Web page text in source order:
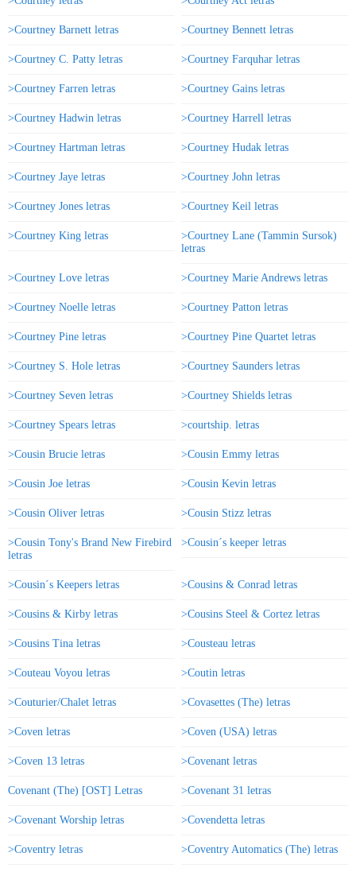
>Courtney Barnett letras >Courtney Bennett letras
>Courtney C. Patty letras >Courtney Farquhar letras
>Courtney Farren letras >Courtney Gains letras
>Courtney Hadwin letras >Courtney Harrell letras
>Courtney Hartman letras >Courtney Hudak letras
>Courtney Jaye letras >Courtney John letras
>Courtney Jones letras >Courtney Keil letras
>Courtney King letras
>Courtney Lane (Tammin Sursok)
letras
>Courtney Love letras >Courtney Marie Andrews letras
>Courtney Noelle letras >Courtney Patton letras
>Courtney Pine letras >Courtney Pine Quartet letras
>Courtney S. Hole letras >Courtney Saunders letras
>Courtney Seven letras >Courtney Shields letras
>Courtney Spears letras >courtship. letras
>Cousin Brucie letras >Cousin Emmy letras
>Cousin Joe letras >Cousin Kevin letras
>Cousin Oliver letras >Cousin Stizz letras
>Cousin Tony's Brand New Firebird
letras
>Cousin´s keeper letras
>Cousin´s Keepers letras >Cousins & Conrad letras
>Cousins & Kirby letras >Cousins Steel & Cortez letras
>Cousins Tina letras >Cousteau letras
>Couteau Voyou letras >Coutin letras
>Couturier/Chalet letras >Covasettes (The) letras
>Coven letras >Coven (USA) letras
>Coven 13 letras >Covenant letras
Covenant (The) [OST] Letras >Covenant 31 letras
>Covenant Worship letras >Covendetta letras
>Coventry letras >Coventry Automatics (The) letras